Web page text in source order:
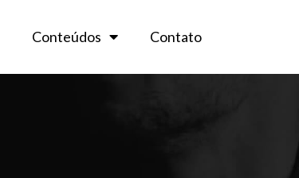
Conteúdos Contato